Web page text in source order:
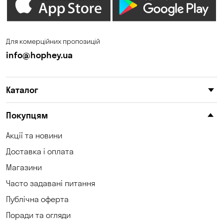
Дніпро Зазим’є
Кам'янське
Корсунці
Коцюбинське
Кривий Ріг
Кропивницький
Для комерційних пропозицій
info@hophey.ua
Каталог
Покупцям
Акції та новини
Доставка і оплата
Магазини
Часто задавані питання
Публічна оферта
Поради та огляди